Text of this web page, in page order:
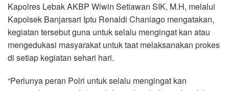
Kapolres Lebak AKBP Wiwin Setiawan SIK, M.H, melalui
Kapolsek Banjarsari Iptu Renaldi Chaniago mengatakan,
kegiatan tersebut guna untuk selalu mengingat kan atau
mengedukasi masyarakat untuk taat melaksanakan prokes
di setiap kegiatan sehari hari.
“Perlunya peran Polri untuk selalu mengingat kan